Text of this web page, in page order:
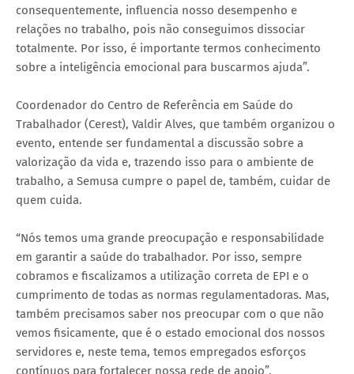
consequentemente, influencia nosso desempenho e
relações no trabalho, pois não conseguimos dissociar
totalmente. Por isso, é importante termos conhecimento
sobre a inteligência emocional para buscarmos ajuda”.
Coordenador do Centro de Referência em Saúde do
Trabalhador (Cerest), Valdir Alves, que também organizou o
evento, entende ser fundamental a discussão sobre a
valorização da vida e, trazendo isso para o ambiente de
trabalho, a Semusa cumpre o papel de, também, cuidar de
quem cuida.
“Nós temos uma grande preocupação e responsabilidade
em garantir a saúde do trabalhador. Por isso, sempre
cobramos e fiscalizamos a utilização correta de EPI e o
cumprimento de todas as normas regulamentadoras. Mas,
também precisamos saber nos preocupar com o que não
vemos fisicamente, que é o estado emocional dos nossos
servidores e, neste tema, temos empregados esforços
contínuos para fortalecer nossa rede de apoio”.